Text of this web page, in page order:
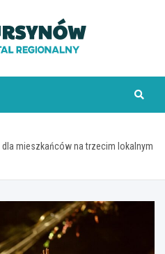
mieszkańców na trzecim lokalnym